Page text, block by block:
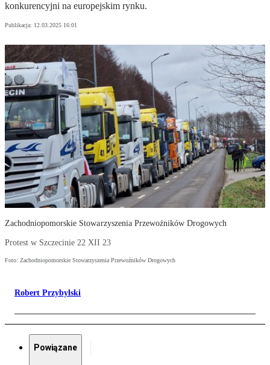
konkurencyjni na europejskim rynku.
Publikacja: 12.03.2025 16:01
Zachodniopomorskie Stowarzyszenia Przewoźników Drogowych
Protest w Szczecinie 22 XII 23
Foto: Zachodniopomorskie Stowarzyszenia Przewoźników Drogowych
Robert Przybylski
Powiązane